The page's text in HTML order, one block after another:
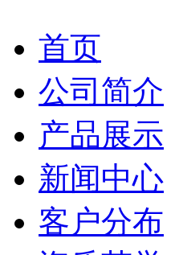
首页
公司简介
产品展示
新闻中心
客户分布